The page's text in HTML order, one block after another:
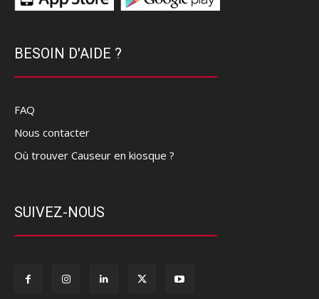
BESOIN D'AIDE ?
FAQ
Nous contacter
Où trouver Causeur en kiosque ?
SUIVEZ-NOUS